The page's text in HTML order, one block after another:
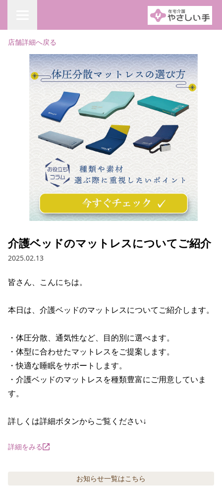
店舗詳細へ戻る
介護ベッドのマットレスについてご紹介
2025.02.13
皆さん、こんにちは。
本日は、介護ベッドのマットレスについてご紹介します。
・体圧分散、通気性など、目的別に選べます。
・体型に合わせたマットレスをご提案します。
・快適な睡眠をサポートします。
・介護ベッドのマットレスを種類豊富にご用意していま
す。
詳しくは詳細ボタンからご覧ください↓
詳細をみる
お知らせ一覧はこちら